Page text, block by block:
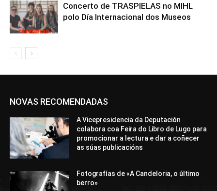
Concerto de TRASPIELAS no MIHL
polo Día Internacional dos Museos
NOVAS RECOMENDADAS
A Vicepresidencia da Deputación
colabora coa Feira do Libro de Lugo para
promocionar a lectura e dar a coñecer
as súas publicacións
Fotografías de «A Candeloria, o último
berro»